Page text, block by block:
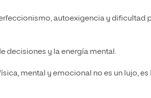
autoexigencia y dificultad
decisiones y la energía mental.
mental y emocional no es un lujo, es